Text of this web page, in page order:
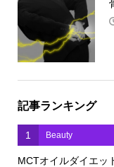
記事ランキング
1 Beauty
MCTオイルダイエッ